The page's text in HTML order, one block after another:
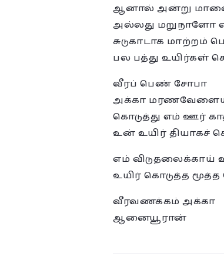
ஆனால் அன்று
அல்லது மறுநாளோ
சுடுகாடாக மாற்றம்
பல பத்து உயிர்கள்
வீரப் பெண் சோபா
அக்கா
கொடுத்து எம் ஊர்
உன் உயிர் தியாகச்
எம் விடுதலைக்காய்
உயிர் கொடுத்த
வீரவணக்கம் அக்கா
ஆனையூரான்